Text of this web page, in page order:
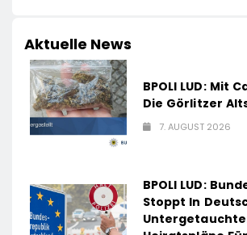
Aktuelle News
BPOLI LUD: Mit
Die Görlitzer
7. AUGUST 2026
BPOLI LUD:
Stoppt In